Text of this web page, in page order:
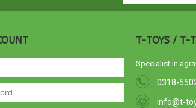
T-TOYS / T-
Specialist in
0318-
info@t-